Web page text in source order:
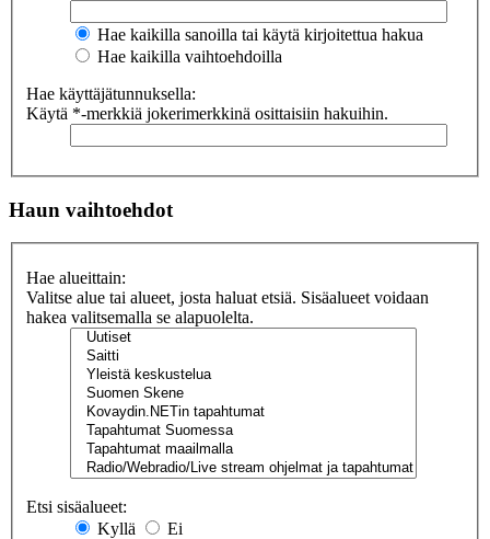
Hae kaikilla sanoilla tai käytä kirjoitettua hakua
Hae kaikilla vaihtoehdoilla
Hae käyttäjätunnuksella:
Käytä *-merkkiä jokerimerkkinä osittaisiin hakuihin.
Haun vaihtoehdot
Hae alueittain:
Valitse alue tai alueet, josta haluat etsiä. Sisäalueet voidaan
hakea valitsemalla se alapuolelta.
Etsi sisäalueet:
Kyllä
Ei